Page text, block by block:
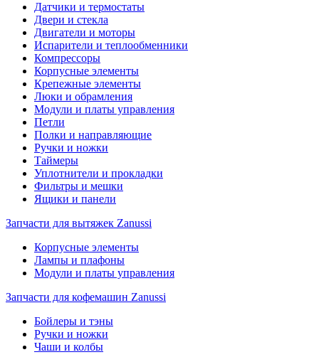
Датчики и термостаты
Двери и стекла
Двигатели и моторы
Испарители и теплообменники
Компрессоры
Корпусные элементы
Крепежные элементы
Люки и обрамления
Модули и платы управления
Петли
Полки и направляющие
Ручки и ножки
Таймеры
Уплотнители и прокладки
Фильтры и мешки
Ящики и панели
Запчасти для вытяжек Zanussi
Корпусные элементы
Лампы и плафоны
Модули и платы управления
Запчасти для кофемашин Zanussi
Бойлеры и тэны
Ручки и ножки
Чаши и колбы